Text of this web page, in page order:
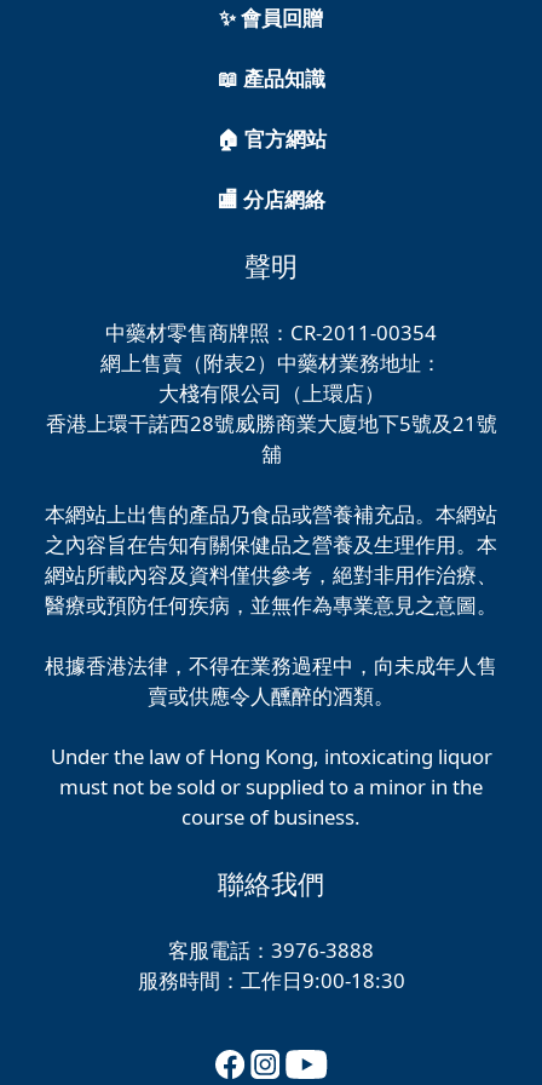
✨ 會員回贈
📖 產品知識
🏠 官方網站
🏬 分店網絡
聲明
中藥材零售商牌照：CR-2011-00354
網上售賣（附表2）中藥材業務地址：
大棧有限公司（上環店）
香港上環干諾西28號威勝商業大廈地下5號及21號
舖
本網站上出售的產品乃食品或營養補充品。本網站
之內容旨在告知有關保健品之營養及生理作用。本
網站所載內容及資料僅供參考，絕對非用作治療、
醫療或預防任何疾病，並無作為專業意見之意圖。
根據香港法律，不得在業務過程中，向未成年人售
賣或供應令人醺醉的酒類。
Under the law of Hong Kong, intoxicating liquor
must not be sold or supplied to a minor in the
course of business.
聯絡我們
客服電話：3976-3888
服務時間：工作日9:00-18:30